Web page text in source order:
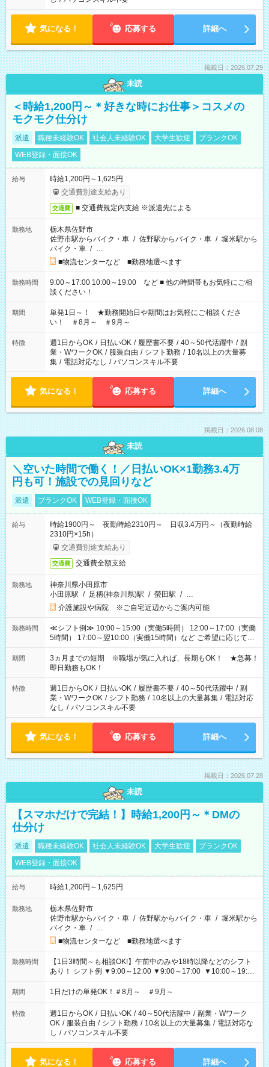
気になる！ 応募する 詳細へ
掲載日：2026.07.29
未読
＜時給1,200円～＊好きな時にお仕事＞コスメの
モクモク仕分け
派遣 職種未経験OK 社会人未経験OK 大学生歓迎
ブランクOK
WEB登録・面接OK
給与
時給1,200円～1,625円
交通費別途支給あり
交通費 ■ 交通費規定内支給 ※派遣先による
勤務地
栃木県佐野市
佐野市駅からバイク・車 / 佐野駅からバイク・車 / 堀米駅から
バイク・車 / …
■物流センターなど ■勤務地選べます
勤務時間
9:00～17:00 10:00～19:00 など ■ 他の時間帯もお気軽にご相
談ください！
期間
単発1日～！ ★勤務開始日や期間はお気軽にご相談くださ
い！ ＃8月～ ＃9月～
特徴 週1日からOK / 日払いOK / 履歴書不要 / 40～50代活躍中 / 副
業・WワークOK / 服装自由 / シフト勤務 / 10名以上の大量募
集 / 電話対応なし / パソコンスキル不要
気になる！ 応募する 詳細へ
掲載日：2026.08.08
未読
＼空いた時間で働く！／日払いOK×1勤務3.4万
円も可！施設での見回りなど
派遣 ブランクOK WEB登録・面接OK
給与
時給1900円～ 夜勤時給2310円～ 日収3.4万円～（夜勤時給
2310円×15h）
交通費別途支給あり
交通費 交通費全額支給
勤務地
神奈川県小田原市
小田原駅 / 足柄(神奈川県)駅 / 螢田駅 / …
介護施設や病院 ※ご自宅近辺からご案内可能
勤務時間
≪シフト例≫ 10:00～15:00（実働5時間） 12:00～17:00（実働
5時間） 17:00～翌10:00（実働15時間）など ご希望に応じて、
働く時間は調整できます！ お気軽に担当へ相談ください！
期間
3ヵ月までの短期 ※職場が気に入れば、長期もOK！ ★急募！
即日勤務もOK！
特徴 週1日からOK / 日払いOK / 履歴書不要 / 40～50代活躍中 / 副
業・WワークOK / シフト勤務 / 10名以上の大量募集 / 電話対応
なし / パソコンスキル不要
気になる！ 応募する 詳細へ
掲載日：2026.07.28
未読
【スマホだけで完結！】時給1,200円～＊DMの
仕分け
派遣 職種未経験OK 社会人未経験OK 大学生歓迎
ブランクOK
WEB登録・面接OK
給与 時給1,200円～1,625円
勤務地
栃木県佐野市
佐野市駅からバイク・車 / 佐野駅からバイク・車 / 堀米駅から
バイク・車 / …
■物流センターなど ■勤務地選べます
勤務時間
【1日3時間～も相談OK!】午前中のみや18時以降などのシフト
あり！ シフト例 ▼9:00～12:00 ▼9:00～17:00 ▼10:00～19:00
▼18:00～21:00
期間 1日だけの単発OK！＃8月～ ＃9月～
特徴 週1日からOK / 日払いOK / 40～50代活躍中 / 副業・Wワーク
OK / 服装自由 / シフト勤務 / 10名以上の大量募集 / 電話対応な
し / パソコンスキル不要
気になる！ 応募する 詳細へ